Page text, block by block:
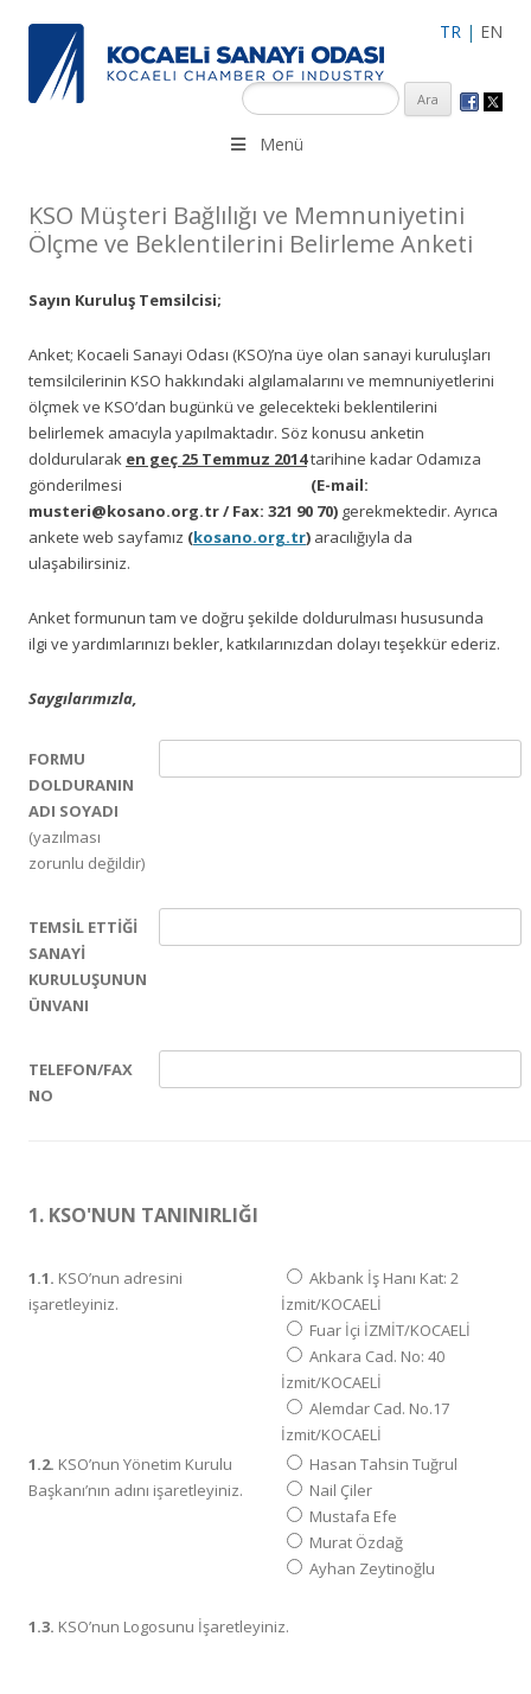
TR | EN
KSO 3500’ü aşkın sanayi kuruluşuna uzman çalışanları ile İzmit
Merkez, Çayırova, Dilovası, Gebze ve İMES OSB’deki ofisleri ile
Menü
KSO Müşteri Bağlılığı ve Memnuniyetini
Ölçme ve Beklentilerini Belirleme Anketi
Sayın Kuruluş Temsilcisi;
Anket; Kocaeli Sanayi Odası (KSO)’na üye olan sanayi kuruluşları
temsilcilerinin KSO hakkındaki algılamalarını ve memnuniyetlerini
ölçmek ve KSO’dan bugünkü ve gelecekteki beklentilerini
belirlemek amacıyla yapılmaktadır. Söz konusu anketin
doldurularak en geç 25 Temmuz 2014tarihine kadar Odamıza
gönderilmesi (E-mail:
musteri@kosano.org.tr / Fax: 321 90 70) gerekmektedir. Ayrıca
ankete web sayfamız (kosano.org.tr) aracılığıyla da
ulaşabilirsiniz.
Anket formunun tam ve doğru şekilde doldurulması hususunda
ilgi ve yardımlarınızı bekler, katkılarınızdan dolayı teşekkür ederiz.
Saygılarımızla,
FORMU
DOLDURANIN
ADI SOYADI
(yazılması
zorunlu değildir)
TEMSİL ETTİĞİ
SANAYİ
KURULUŞUNUN
ÜNVANI
TELEFON/FAX
NO
1. KSO'NUN TANINIRLIĞI
1.1. KSO’nun adresini
işaretleyiniz.
Akbank İş Hanı Kat: 2
İzmit/KOCAELİ
Fuar İçi İZMİT/KOCAELİ
Ankara Cad. No: 40
İzmit/KOCAELİ
Alemdar Cad. No.17
İzmit/KOCAELİ
1.2. KSO’nun Yönetim Kurulu
Başkanı’nın adını işaretleyiniz.
Hasan Tahsin Tuğrul
Nail Çiler
Mustafa Efe
Murat Özdağ
Ayhan Zeytinoğlu
1.3. KSO’nun Logosunu İşaretleyiniz.